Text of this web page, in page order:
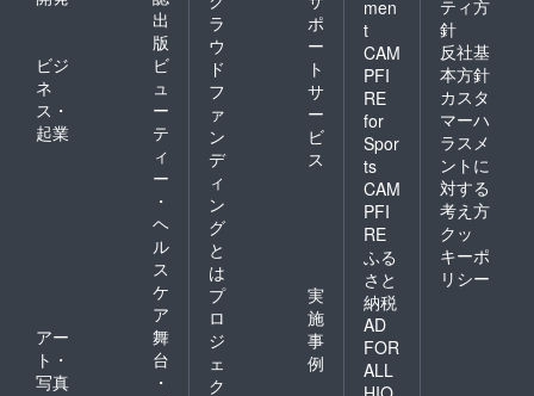
出
版
ビジ
ネ
ス・
起業
ビ
ュ
ー
テ
ィ
ー
・
ヘ
ル
ス
ケ
ア
アー
ト・
写真
舞
台
・
ラ
ウ
ド
フ
ァ
ン
デ
ィ
ン
グ
と
は
ポ
ー
ト
サ
ー
ビ
ス
プ
ロ
ジ
ェ
ク
実
施
事
例
men
t
CAM
PFI
RE
for
Spor
ts
CAM
PFI
RE
ふる
さと
納税
AD
FOR
ALL
ティ方
針
反社基
本方針
カスタ
マーハ
ラスメ
ントに
対する
考え方
クッ
キーポ
リシー